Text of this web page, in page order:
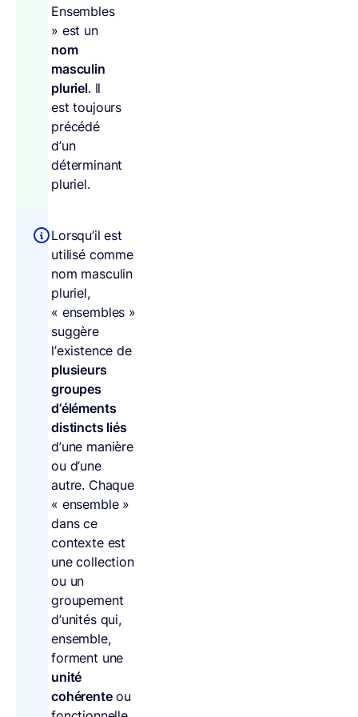
Ensembles
» est un
nom
masculin
pluriel. Il
est toujours
précédé
d’un
déterminant
pluriel.
Lorsqu’il est
utilisé comme
nom masculin
pluriel,
« ensembles »
suggère
l’existence de
plusieurs
groupes
d’éléments
distincts liés
d’une manière
ou d’une
autre. Chaque
« ensemble »
dans ce
contexte est
une collection
ou un
groupement
d’unités qui,
ensemble,
forment une
unité
cohérenteou